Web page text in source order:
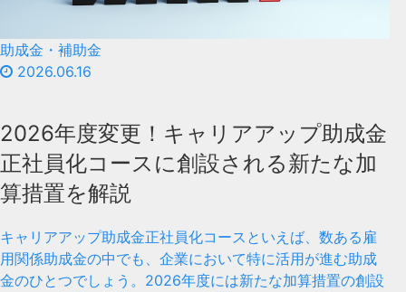
助成金・補助金
2026.06.16
2026年度変更！キャリアアップ助成金
正社員化コースに創設される新たな加
算措置を解説
キャリアアップ助成金正社員化コースといえば、数ある雇
用関係助成金の中でも、企業において特に活用が進む助成
金のひとつでしょう。2026年度には新たな加算措置の創設